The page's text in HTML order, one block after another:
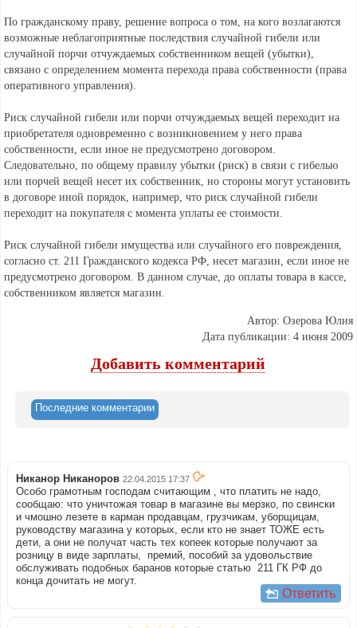
По гражданскому праву, решение вопроса о том, на кого возлагаются
возможные неблагоприятные последствия случайной гибели или
случайной порчи отчуждаемых собственником вещей (убытки),
связано с определением момента перехода права собственности (права
оперативного управления).
Риск случайной гибели или порчи отчуждаемых вещей переходит на
приобретателя одновременно с возникновением у него права
собственности, если иное не предусмотрено договором.
Следовательно, по общему правилу убытки (риск) в связи с гибелью
или порчей вещей несет их собственник, но стороны могут установить
в договоре иной порядок, например, что риск случайной гибели
переходит на покупателя с момента уплаты ее стоимости.
Риск случайной гибели имущества или случайного его повреждения,
согласно ст. 211 Гражданского кодекса РФ, несет магазин, если иное не
предусмотрено договором. В данном случае, до оплаты товара в кассе,
собственником является магазин.
Автор: Озерова Юлия
Дата публикации: 4 июня 2009
Добавить комментарий
Последние комментарии
Никанор Никаноров 22.04.2015 17:37
Особо грамотным господам считающим , что платить не надо,
сообщаю: что уничтожая товар в магазине вы мерзко, по свински
и чмошно лезете в карман продавцам, грузчикам, уборщицам,
руководству магазина у которых, если кто не знает ТОЖЕ есть
дети, а они не получат часть тех копеек которые получают за
розницу в виде зарплаты, премий, пособий за удовольствие
обслуживать подобных баранов которые статью 211 ГК РФ до
конца дочитать не могут.
Ответить